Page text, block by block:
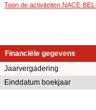
Toon de activiteiten NACE-
Financiële gegevens
Jaarvergadering
Einddatum boekjaar